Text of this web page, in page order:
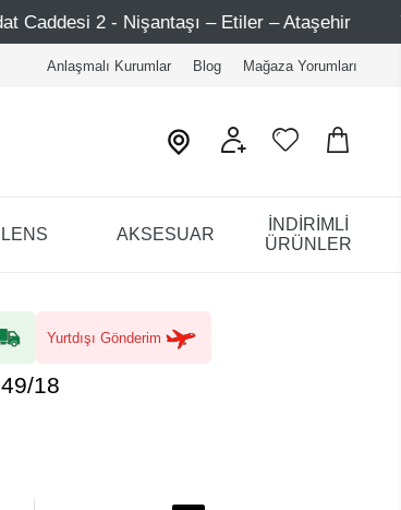
– Etiler – Ataşehir 750 TL Üzeri
Anlaşmalı Kurumlar Blog Mağaza Yorumları
LENS AKSESUAR
İNDİRİMLİ
ÜRÜNLER
Yurtdışı Gönderim
18